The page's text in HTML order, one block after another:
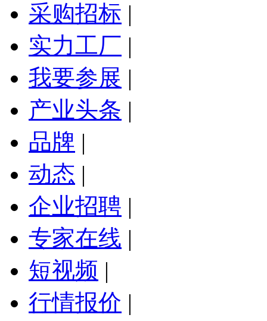
采购招标 |
实力工厂 |
我要参展 |
产业头条 |
品牌 |
动态 |
企业招聘 |
专家在线 |
短视频 |
行情报价 |